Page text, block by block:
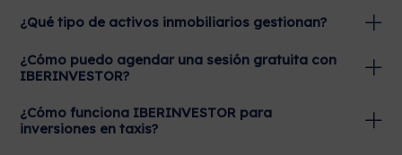
¿Qué tipo de activos inmobiliarios gestionan?
¿Cómo puedo agendar una sesión gratuita con
IBERINVESTOR?
¿Cómo funciona IBERINVESTOR para
inversiones en taxis?